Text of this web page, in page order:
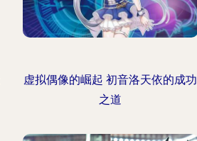
虚拟偶像的崛起 初音洛天依的成功
之道